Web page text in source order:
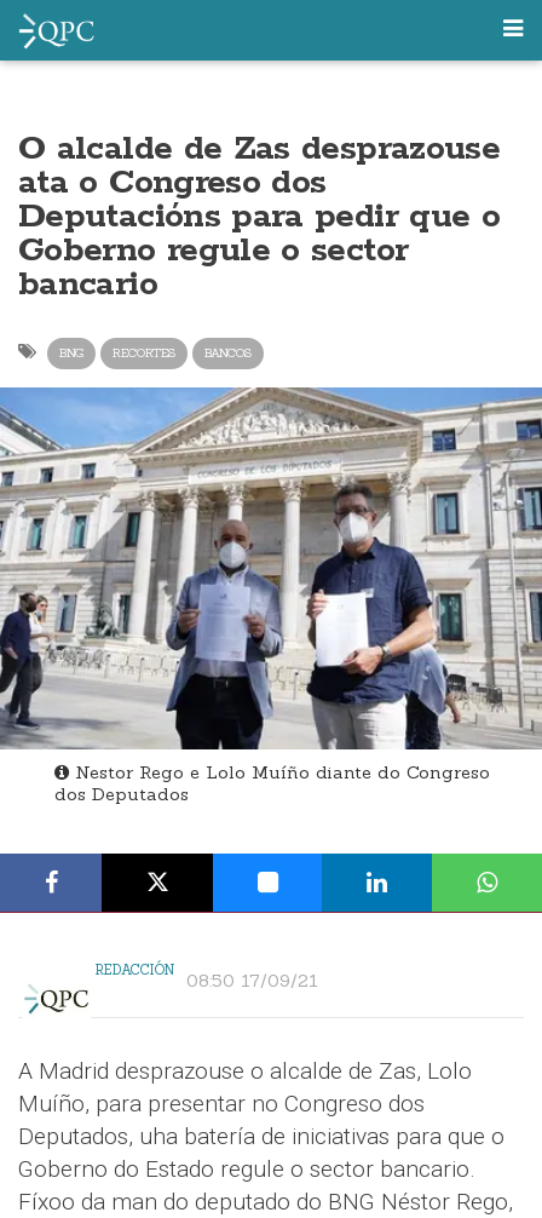
O alcalde de Zas desprazouse
ata o Congreso dos
Deputacións para pedir que o
Goberno regule o sector
bancario
BNG RECORTES BANCOS
Nestor Rego e Lolo Muíño diante do Congreso
dos Deputados
REDACCIÓN 08:50 17/09/21
A Madrid desprazouse o alcalde de Zas, Lolo
Muíño, para presentar no Congreso dos
Deputados, uha batería de iniciativas para que o
Goberno do Estado regule o sector bancario.
Fíxoo da man do deputado do BNG Néstor Rego,